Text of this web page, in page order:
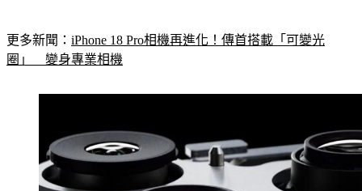
更多新聞： iPhone 18 Pro相機再進化！傳首搭載「可變光
圈」　變身專業相機